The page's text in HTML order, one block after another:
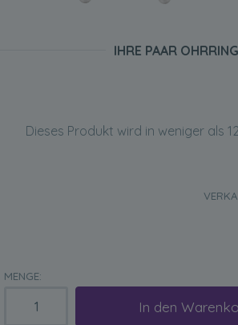
IHRE PAAR
Dieses Produkt wird in weniger als
MENGE:
In den